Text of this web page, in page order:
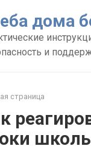
дома
и
страница